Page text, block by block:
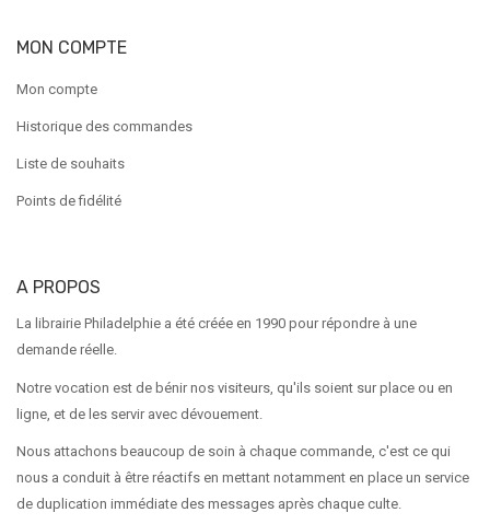
MON COMPTE
Mon compte
Historique des commandes
Liste de souhaits
Points de fidélité
A PROPOS
La librairie Philadelphie a été créée en 1990 pour répondre à une
demande réelle.
Notre vocation est de bénir nos visiteurs, qu'ils soient sur place ou en
ligne, et de les servir avec dévouement.
Nous attachons beaucoup de soin à chaque commande, c'est ce qui
nous a conduit à être réactifs en mettant notamment en place un service
de duplication immédiate des messages après chaque culte.